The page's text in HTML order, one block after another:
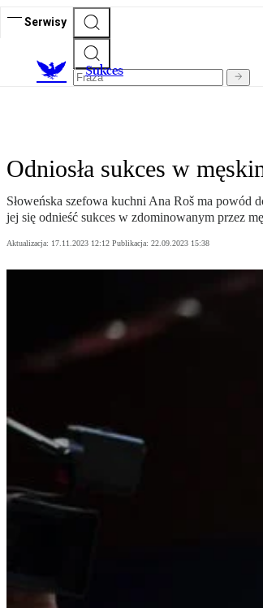
Serwisy
Sukces
Odniosła sukces w
Słoweńska szefowa kuchni Ana Roš ma powód
jej się odnieść sukces w zdominowanym przez
Aktualizacja: 17.11.2023 12:12 Publikacja: 22.09.2023 15:38